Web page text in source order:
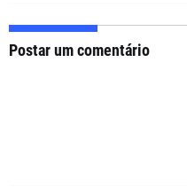
Postar um comentário